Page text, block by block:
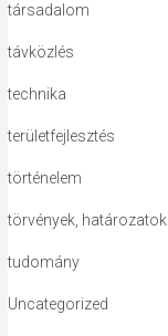
társadalom
távközlés
technika
területfejlesztés
történelem
törvények, határozatok
tudomány
Uncategorized